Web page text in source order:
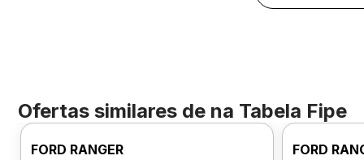
Ofertas similares de na Tabela Fipe
FORD RANGER FORD